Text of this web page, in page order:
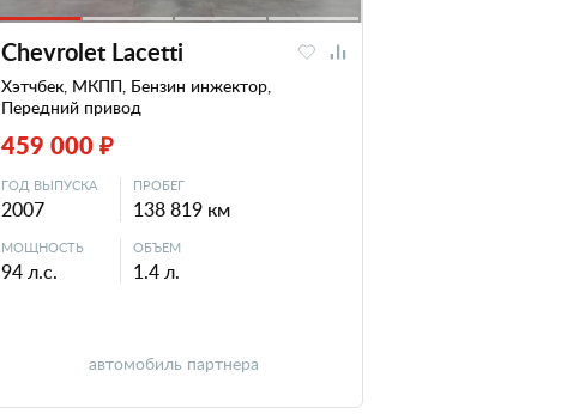
Chevrolet Lacetti
Хэтчбек, МКПП, Бензин инжектор,
Передний привод
459 000 ₽
ГОД ВЫПУСКА
2007
ПРОБЕГ
138 819 км
МОЩНОСТЬ
94 л.с.
ОБЪЕМ
1.4 л.
автомобиль партнера